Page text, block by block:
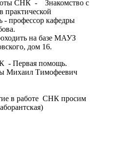
СНК -
Знакомство с
практической
- профессор кафедры
на базе МАУЗ
дом 16.
Первая помощь.
Михаил Тимофеевич
в работе СНК просим